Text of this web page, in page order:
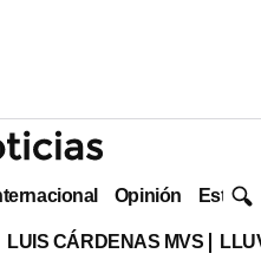
Opinión Estilo
LUIS CÁRDENAS MVS